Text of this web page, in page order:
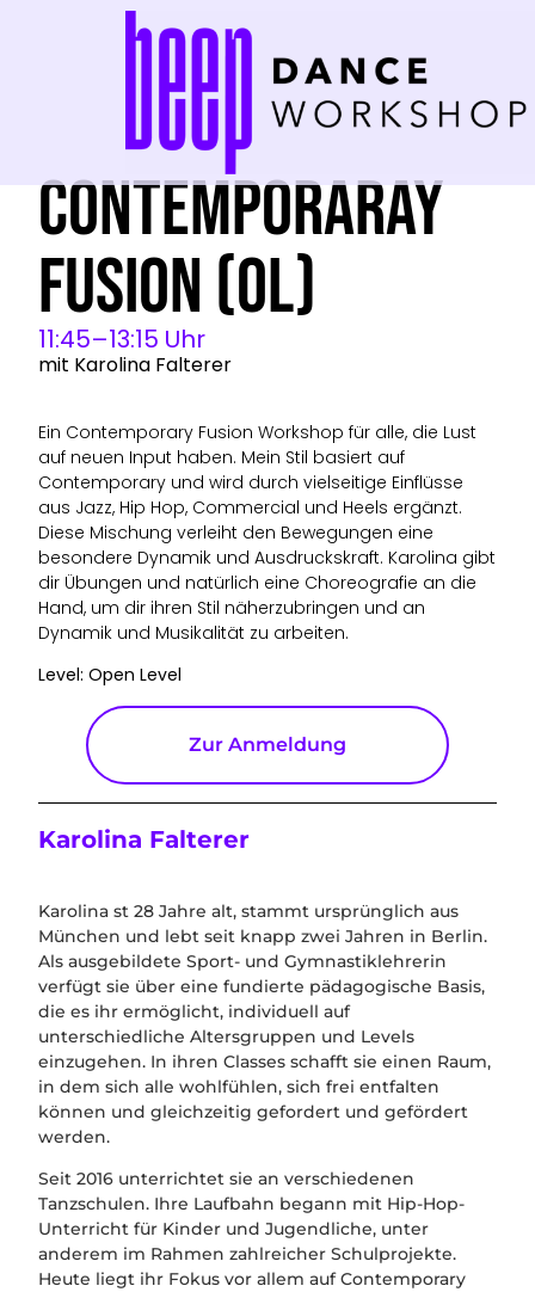
Contemporaray
Fusion (OL)
11:45–13:15 Uhr
mit Karolina Falterer
Ein Contemporary Fusion Workshop für alle, die Lust
auf neuen Input haben. Mein Stil basiert auf
Contemporary und wird durch vielseitige Einflüsse
aus Jazz, Hip Hop, Commercial und Heels ergänzt.
Diese Mischung verleiht den Bewegungen eine
besondere Dynamik und Ausdruckskraft. Karolina gibt
dir Übungen und natürlich eine Choreografie an die
Hand, um dir ihren Stil näherzubringen und an
Dynamik und Musikalität zu arbeiten.
Level: Open Level
Zur Anmeldung
Karolina Falterer
Karolina st 28 Jahre alt, stammt ursprünglich aus
München und lebt seit knapp zwei Jahren in Berlin.
Als ausgebildete Sport- und Gymnastiklehrerin
verfügt sie über eine fundierte pädagogische Basis,
die es ihr ermöglicht, individuell auf
unterschiedliche Altersgruppen und Levels
einzugehen. In ihren Classes schafft sie einen Raum,
in dem sich alle wohlfühlen, sich frei entfalten
können und gleichzeitig gefordert und gefördert
werden.
Seit 2016 unterrichtet sie an verschiedenen
Tanzschulen. Ihre Laufbahn begann mit Hip-Hop-
Unterricht für Kinder und Jugendliche, unter
anderem im Rahmen zahlreicher Schulprojekte.
Heute liegt ihr Fokus vor allem auf Contemporary